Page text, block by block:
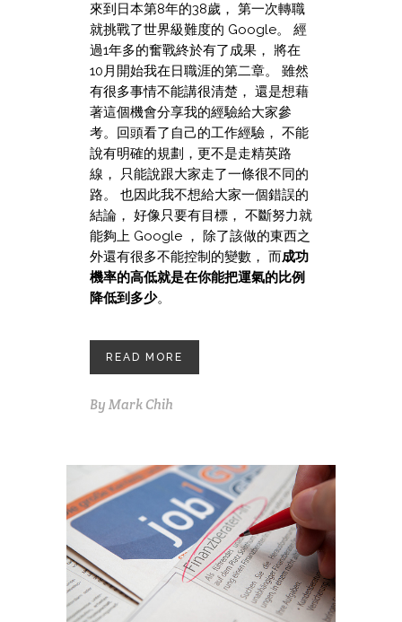
來到日本第8年的38歲， 第一次轉職
就挑戰了世界級難度的 Google。 經
過1年多的奮戰終於有了成果， 將在
10月開始我在日職涯的第二章。 雖然
有很多事情不能講很清楚， 還是想藉
著這個機會分享我的經驗給大家參
考。回頭看了自己的工作經驗， 不能
說有明確的規劃，更不是走精英路
線， 只能說跟大家走了一條很不同的
路。 也因此我不想給大家一個錯誤的
結論， 好像只要有目標， 不斷努力就
能夠上 Google ， 除了該做的東西之
外還有很多不能控制的變數， 而成功
機率的高低就是在你能把運氣的比例
降低到多少。
READ MORE
By Mark Chih